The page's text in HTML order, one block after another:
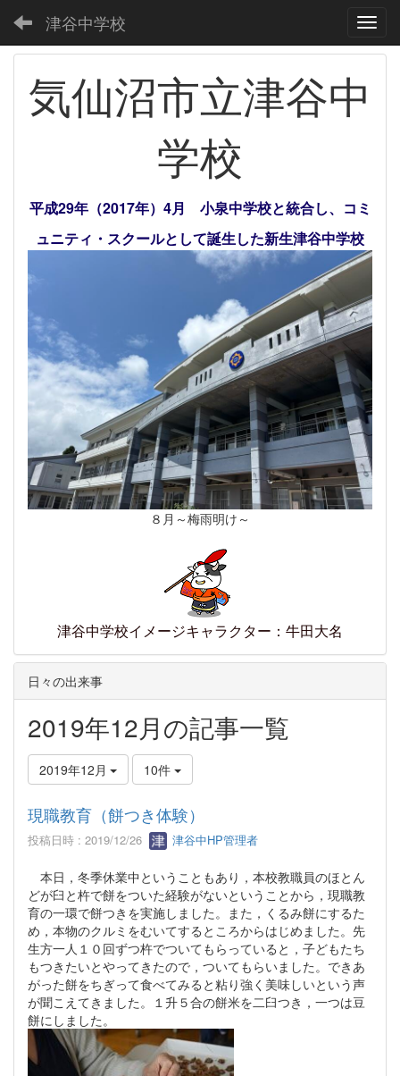
津谷中学校
気仙沼市立津谷中
学校
平成29年（2017年）4月 小泉中学校と統合し、コミ
ュニティ・スクールとして誕生した新生津谷中学校
８月～梅雨明け～
津谷中学校イメージキャラクター：牛田大名
日々の出来事
2019年12月の記事一覧
2019年12月 10件
現職教育（餅つき体験）
投稿日時 : 2019/12/26 津谷中HP管理者
本日，冬季休業中ということもあり，本校教職員のほとん
どが臼と杵で餅をついた経験がないということから，現職教
育の一環で餅つきを実施しました。また，くるみ餅にするた
め，本物のクルミをむいてするところからはじめました。先
生方一人１０回ずつ杵でついてもらっていると，子どもたち
もつきたいとやってきたので，ついてもらいました。できあ
がった餅をちぎって食べてみると粘り強く美味しいという声
が聞こえてきました。１升５合の餅米を二臼つき，一つは豆
餅にしました。